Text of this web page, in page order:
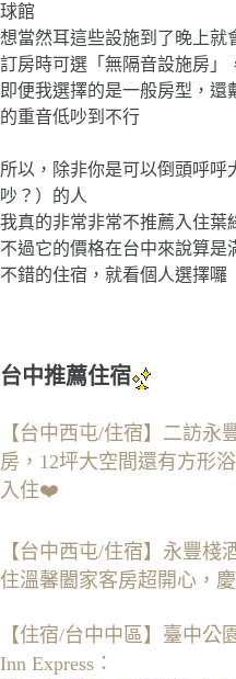
球館
想當然耳這些設施到了晚上就
訂房時可選「無隔音設施房」
即便我選擇的是一般房型，還
的重音低吵到不行
所以，除非你是可以倒頭呼呼
吵？）的人
我真的非常非常不推薦入住葉
不過它的價格在台中來說算是
不錯的住宿，就看個人選擇囉
台中推薦住宿
【台中西屯/住宿】二訪永
房，12坪大空間還有方形
入住❤️
【台中西屯/住宿】永豐棧
住溫馨闔家客房超開心，
【住宿/台中中區】臺中公
Inn Express：